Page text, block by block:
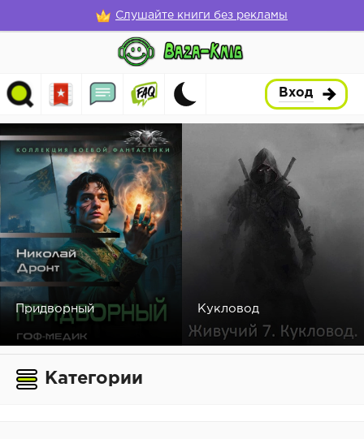
Слушайте книги без рекламы
Вход
Придворный Кукловод
Категории